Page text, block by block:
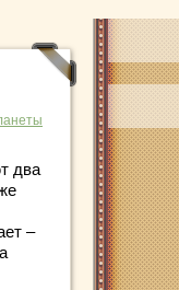
два
–